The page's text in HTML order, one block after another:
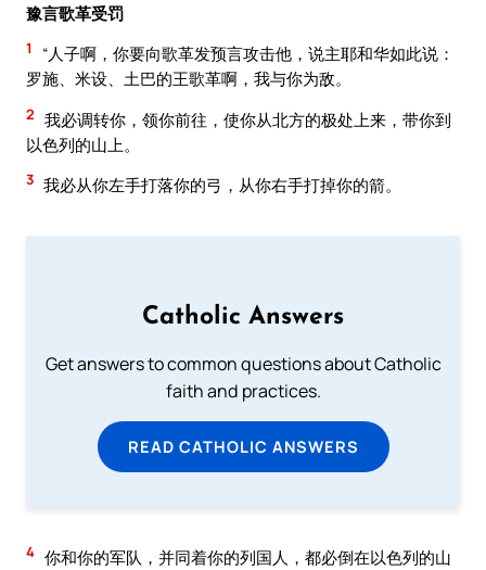
豫言歌革受罚
1
“人子啊，你要向歌革发预言攻击他，说主耶和华如此说：
罗施、米设、土巴的王歌革啊，我与你为敌。
2 我必调转你，领你前往，使你从北方的极处上来，带你到
以色列的山上。
3 我必从你左手打落你的弓，从你右手打掉你的箭。
Catholic Answers
Get answers to common questions about Catholic
faith and practices.
READ CATHOLIC ANSWERS
4 你和你的军队，并同着你的列国人，都必倒在以色列的山